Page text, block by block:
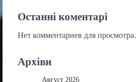
Останні коментарі
Нет комментариев для просмотра.
Архіви
Август 2026